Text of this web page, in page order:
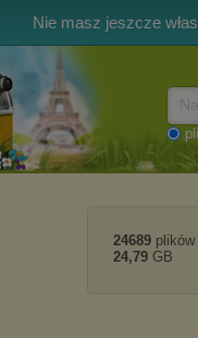
Nie masz jeszcze
24689 plików
24,79 GB